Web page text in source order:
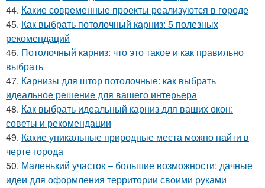
44. Какие современные проекты реализуются в городе
45. Как выбрать потолочный карниз: 5 полезных
рекомендаций
46. Потолочный карниз: что это такое и как правильно
выбрать
47. Карнизы для штор потолочные: как выбрать
идеальное решение для вашего интерьера
48. Как выбрать идеальный карниз для ваших окон:
советы и рекомендации
49. Какие уникальные природные места можно найти в
черте города
50. Маленький участок – большие возможности: дачные
идеи для оформления территории своими руками